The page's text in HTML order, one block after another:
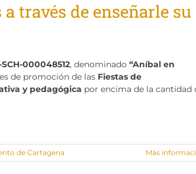
través de enseñarle su
SCH-000048512, denominado “Aníbal en
de promoción de las Fiestas de
y pedagógica por encima de la cantidad
de Cartagena Más